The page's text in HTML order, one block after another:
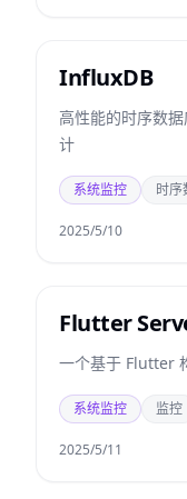
InfluxDB
高性能的时序数
计
系统监控 时序
2025/5/10
Flutter
一个基于 Flutter
系统监控 监控
2025/5/11